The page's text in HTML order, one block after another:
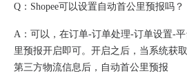
Q：Shopee可以设置自动首公里预报吗？
A：可以，在订单-订单处理-订单设置-平
里预报开启即可。开启之后，当系统获
第三方物流信息后，自动首公里预报